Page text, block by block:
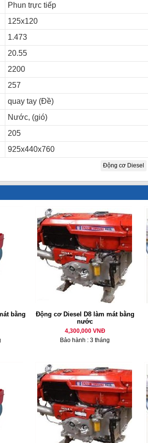
Phun trực tiếp
125x120
1.473
20.55
2200
257
quay tay (Đề)
Nước, (gió)
205
925x440x760
Động cơ Diesel
bằng
Động cơ Diesel D8 làm mát bằng
nước
4,300,000 VNĐ
Bảo hành : 3 tháng